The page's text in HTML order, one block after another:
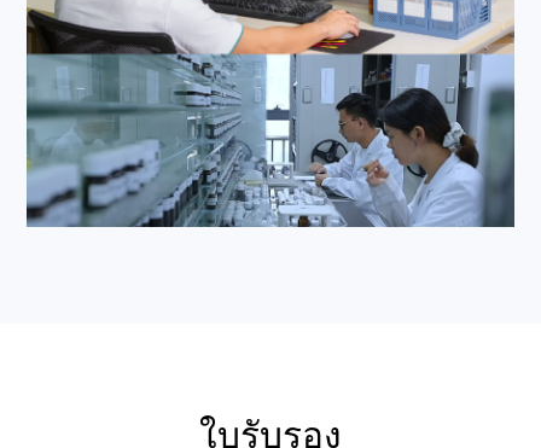
ใบรับรอง